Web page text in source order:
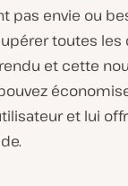
pas envie ou
toutes les
et cette
et lui